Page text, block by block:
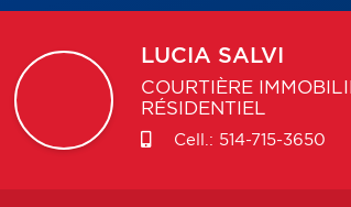
LUCIA SALVI
COURTIÈRE
RÉSIDENTIEL
Cell.: 514-715-3650